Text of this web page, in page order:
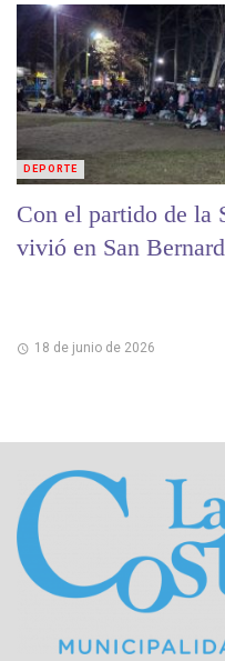
Con el partido de la
vivió en San
18 de junio de 2026
DEPORTE